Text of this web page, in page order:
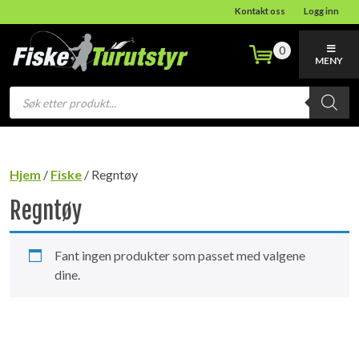
Kontakt oss Logg inn
Products
search
0
MENY
Hjem / Fiske / Regntøy
Regntøy
Fant ingen produkter som passet med valgene
dine.